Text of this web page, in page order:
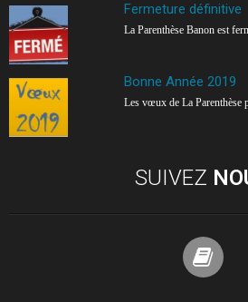
Fermeture définitive
La Parenthèse Banon est
Bonne Année 2019
Les vœux de La
SUIVEZ